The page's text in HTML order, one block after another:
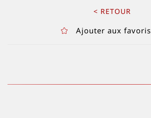
< RETOUR
Ajouter aux favoris